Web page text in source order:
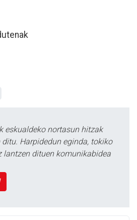
eskualdeko nortasun hitzak
Harpidedun eginda, tokiko
lantzen dituen komunikabidea